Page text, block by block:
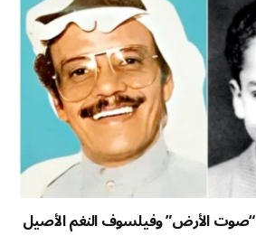
الأرض” وفيلسوف النغم الأصيل